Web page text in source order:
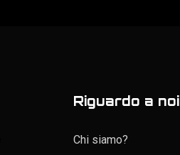
Riguardo a noi
Chi siamo?